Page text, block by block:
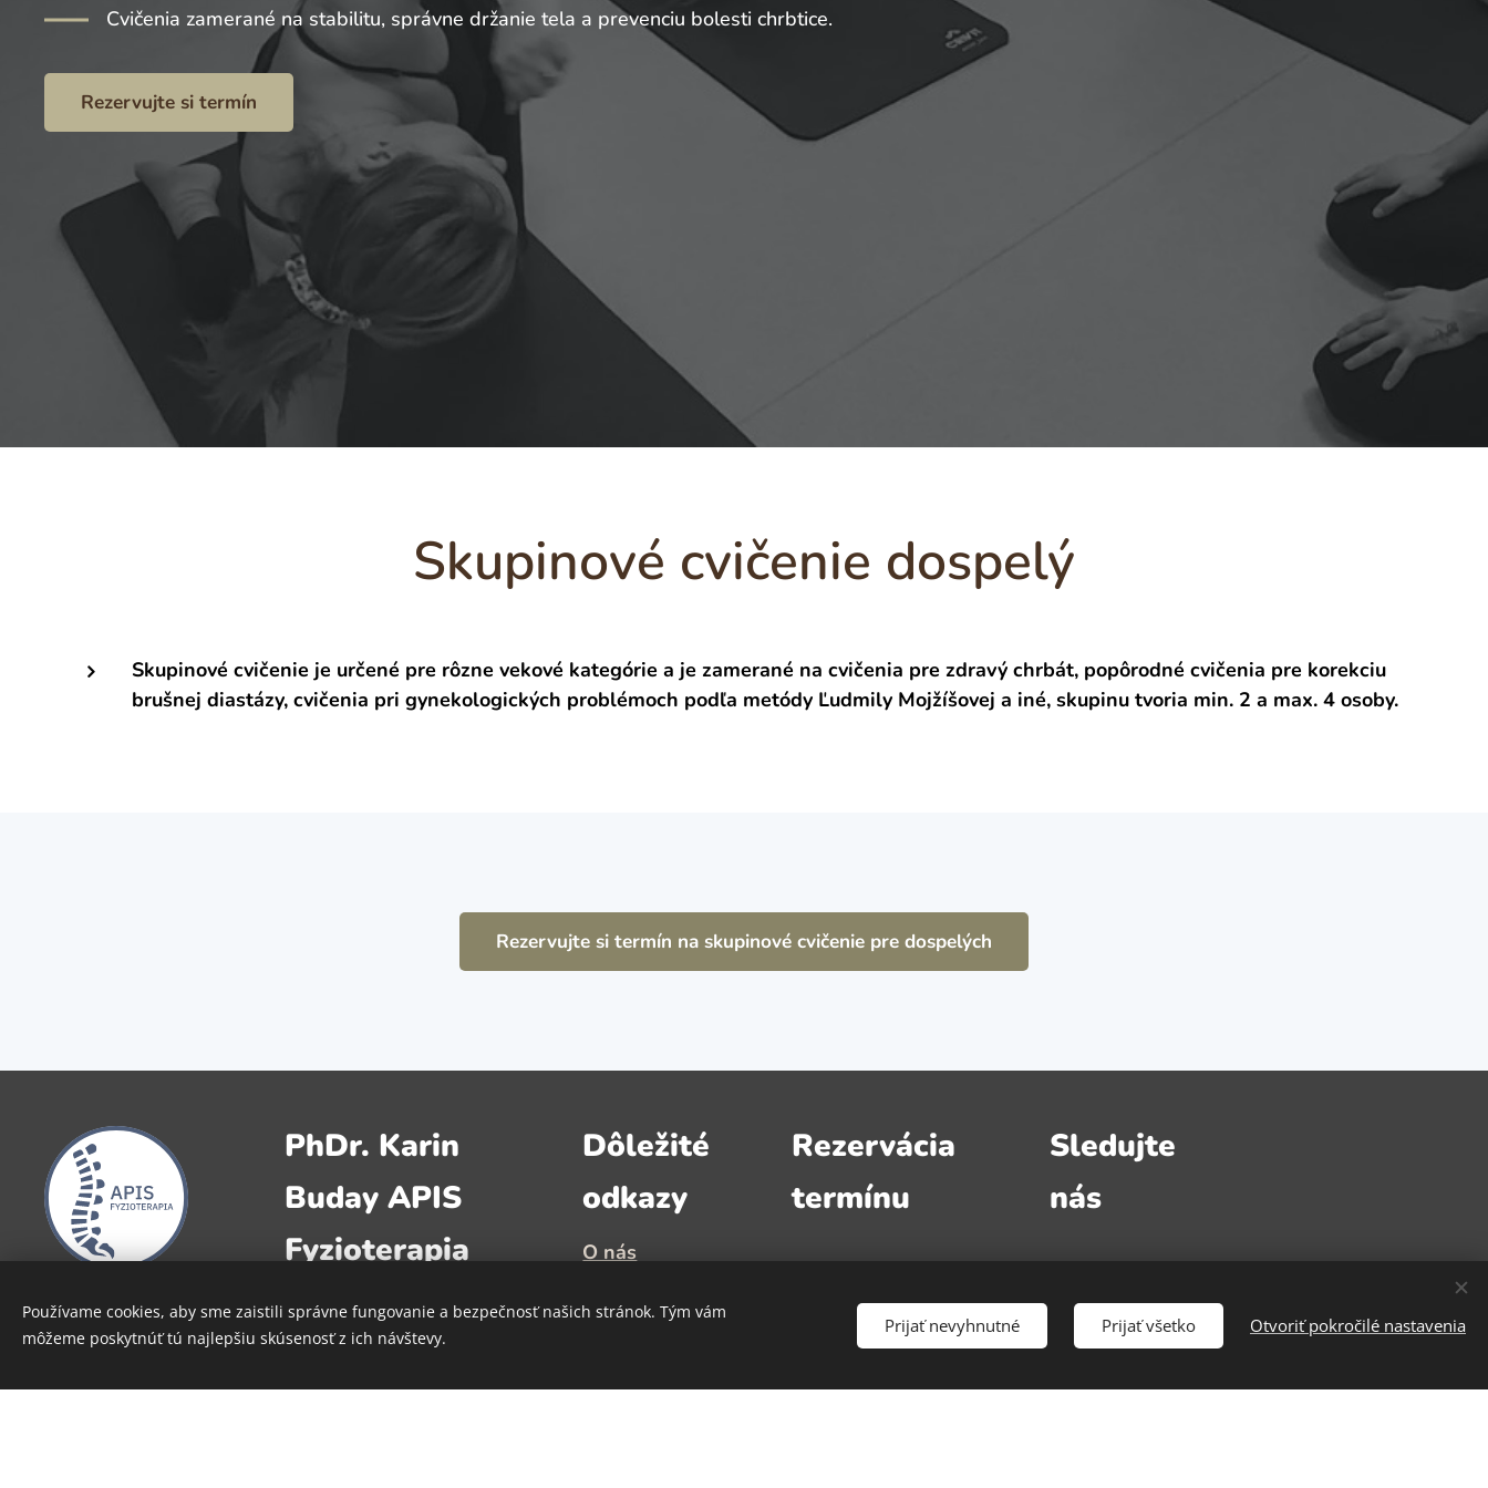
Cvičenia zamerané na stabilitu, správne držanie tela a prevenciu bolesti chrbtice.
Rezervujte si termín
Skupinové cvičenie dospelý
Skupinové cvičenie je určené pre rôzne vekové kategórie a je zamerané na cvičenia pre zdravý chrbát, popôrodné cvičenia pre korekciu
brušnej diastázy, cvičenia pri gynekologických problémoch podľa metódy Ľudmily Mojžíšovej a iné, skupinu tvoria min. 2 a max. 4 osoby.
Rezervujte si termín na skupinové cvičenie pre dospelých
PhDr. Karin
Buday APIS
Fyzioterapia
Moravská 31, Vráble
0915796936
Dôležité
odkazy
O nás
Služby
Novinky
Rezervácia
termínu
Sledujte
nás
Používame cookies, aby sme zaistili správne fungovanie a bezpečnosť našich stránok. Tým vám
môžeme poskytnúť tú najlepšiu skúsenosť z ich návštevy.
Prijať nevyhnutné Prijať všetko Otvoriť pokročilé nastavenia